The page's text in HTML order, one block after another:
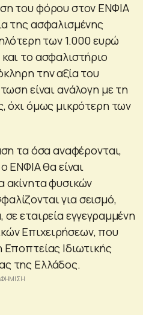
του φόρου στον ΕΝΦΙΑ
της ασφαλισμένης
των 1.000 ευρώ
το ασφαλιστήριο
την αξία του
είναι ανάλογη με τη
όχι όμως μικρότερη των
τα όσα αναφέρονται,
ΕΝΦΙΑ θα είναι
ακίνητα φυσικών
για σεισμό,
εταιρεία εγγεγραμμένη
Επιχειρήσεων, που
Εποπτείας Ιδιωτικής
της Ελλάδος.